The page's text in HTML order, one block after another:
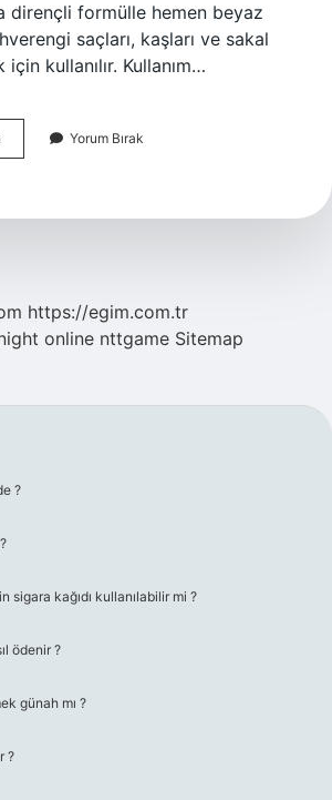
dirençli formülle hemen beyaz
saçları, kaşları ve sakal
için kullanılır. Kullanım…
Maskarası
Yorum Bırak
https://egim.com.tr
online nttgame Sitemap
?
sigara kağıdı kullanılabilir mi ?
ödenir ?
günah mı ?
?